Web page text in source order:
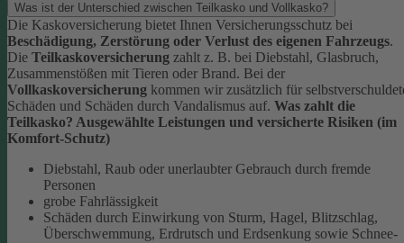
Was ist der Unterschied zwischen Teilkasko und Vollkasko?
Die Kaskoversicherung bietet Ihnen Versicherungsschutz bei
Beschädigung, Zerstörung oder Verlust des eigenen Fahrzeugs.
Die Teilkaskoversicherung zahlt z. B. bei Diebstahl, Glasbruch,
Zusammenstößen mit Tieren oder Brand. Bei der
Vollkaskoversicherung kommen wir zusätzlich für
Schäden und Schäden durch Vandalismus auf. Was zahlt die
Teilkasko? Ausgewählte Leistungen und versicherte Risiken (im
Komfort-Schutz)
Diebstahl, Raub oder unerlaubter Gebrauch durch fremde
Personen
grobe Fahrlässigkeit
Schäden durch Einwirkung von Sturm, Hagel, Blitzschlag,
Überschwemmung, Erdrutsch und Erdsenkung sowie Schnee-